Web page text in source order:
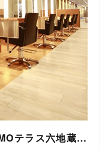
美容室 NYNY Mothers MOMOテラス六地蔵店｜ヘアサロン・美容院｜ニューヨークニューヨーク